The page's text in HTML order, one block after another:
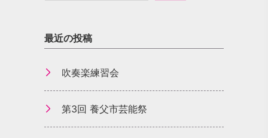
最近の投稿
吹奏楽練習会
第3回 養父市芸能祭